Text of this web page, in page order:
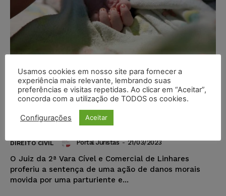
Mãe de Recém-Nascido que teve o
Braço Deslocado Durante o Parto
Deve ser Indenizada
DIREITO CIVIL Portal Juristas - 21/03/2023
O Juiz da 2ª Vara Cível e Comercial de Linhares
proferiu a sentença de uma ação de danos morais
movida por uma parturiente e...
Usamos cookies em nosso site para fornecer a
experiência mais relevante, lembrando suas
preferências e visitas repetidas. Ao clicar em “Aceitar”,
concorda com a utilização de TODOS os cookies.
Configurações Aceitar